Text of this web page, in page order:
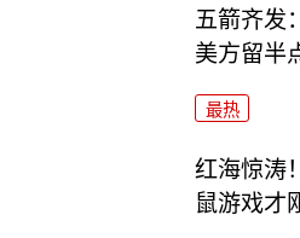
五箭齐发
美方留半
最热
红海惊涛
鼠游戏才